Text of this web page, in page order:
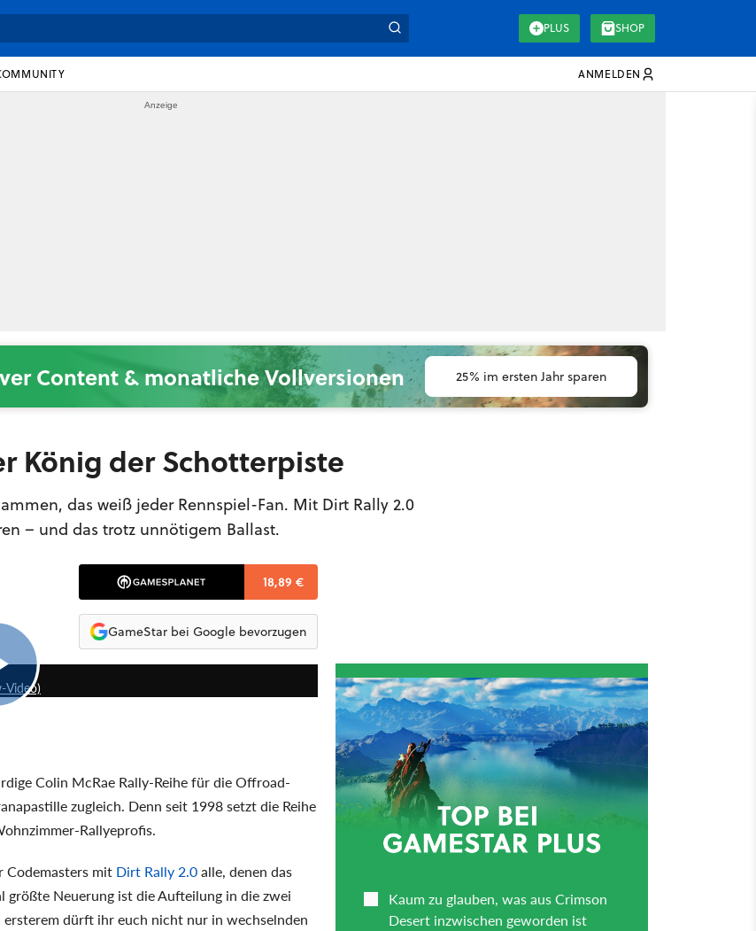
PLUS SHOP
ANMELDEN
Content & monatliche Vollversionen 25% im ersten Jahr sparen
König der Schotterpiste
das weiß jeder Rennspiel-Fan. Mit Dirt Rally 2.0
– und das trotz unnötigem Ballast.
18,89 €
GameStar bei Google bevorzugen
8:11
Video)
Colin McRae Rally-Reihe für die Offroad-
zugleich. Denn seit 1998 setzt die Reihe
Rallyeprofis.
Codemasters mit Dirt Rally 2.0alle, denen das
größte Neuerung ist die Aufteilung in die zwei
dürft ihr euch nicht nur in wechselnden